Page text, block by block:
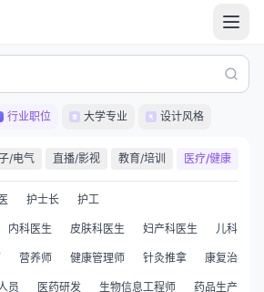
行业职位 大学专业 设计风格
/电气 直播/影视 教育/培训 医疗/健康
护士长 护工
内科医生 皮肤科医生 妇产科医生 儿科医生
营养师 健康管理师 针灸推拿 康复治疗师
员 医药研发 生物信息工程师 药品生产